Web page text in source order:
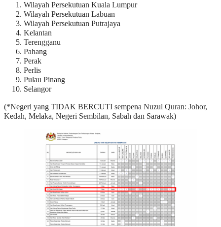
Wilayah Persekutuan Kuala Lumpur
Wilayah Persekutuan Labuan
Wilayah Persekutuan Putrajaya
Kelantan
Terengganu
Pahang
Perak
Perlis
Pulau Pinang
Selangor
(*Negeri yang TIDAK BERCUTI sempena Nuzul Quran: Johor,
Kedah, Melaka, Negeri Sembilan, Sabah dan Sarawak)